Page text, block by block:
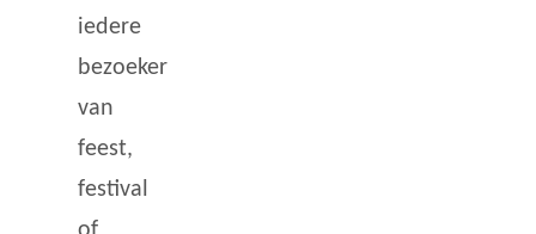
iedere
bezoeker
van
feest,
festival